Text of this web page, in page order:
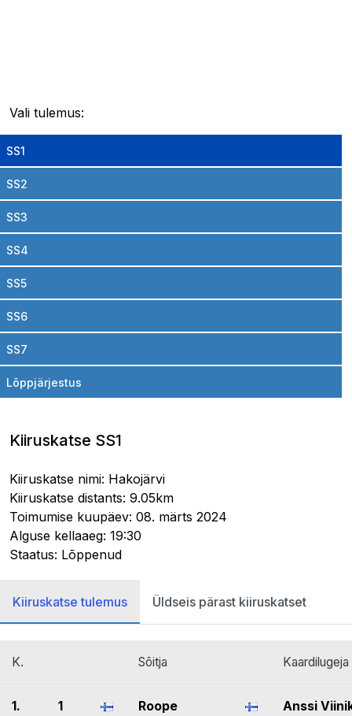
Vali tulemus:
SS1
SS2
SS3
SS4
SS5
SS6
SS7
Lõppjärjestus
Kiiruskatse SS1
Kiiruskatse nimi: Hakojärvi
Kiiruskatse distants: 9.05km
Toimumise kuupäev: 08. märts 2024
Alguse kellaaeg: 19:30
Staatus: Lõppenud
Kiiruskatse tulemus Üldseis pärast kiiruskatset
K. Sõitja Kaardilugeja
1. 1
Roope
Anssi